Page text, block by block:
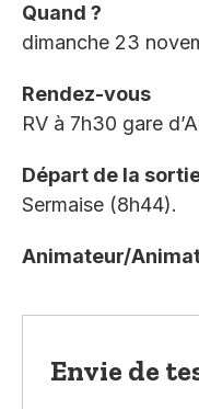
Quand ?
dimanche 23
Rendez-vous
RV à 7h30 gare
Départ de la
Sermaise (8h44).
Animateur/
Envie de